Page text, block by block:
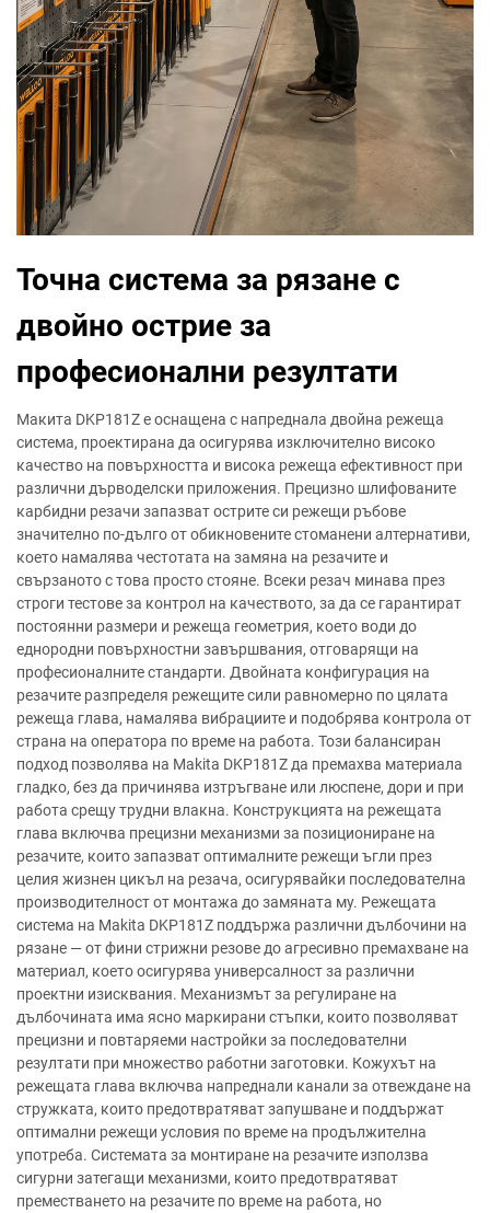
Точна система за рязане с
двойно острие за
професионални резултати
Макита DKP181Z е оснащена с напреднала двойна режеща
система, проектирана да осигурява изключително високо
качество на повърхността и висока режеща ефективност при
различни дърводелски приложения. Прецизно шлифованите
карбидни резачи запазват острите си режещи ръбове
значително по-дълго от обикновените стоманени алтернативи,
което намалява честотата на замяна на резачите и
свързаното с това просто стояне. Всеки резач минава през
строги тестове за контрол на качеството, за да се гарантират
постоянни размери и режеща геометрия, което води до
еднородни повърхностни завършвания, отговарящи на
професионалните стандарти. Двойната конфигурация на
резачите разпределя режещите сили равномерно по цялата
режеща глава, намалява вибрациите и подобрява контрола от
страна на оператора по време на работа. Този балансиран
подход позволява на Makita DKP181Z да премахва материала
гладко, без да причинява изтръгване или люспене, дори и при
работа срещу трудни влакна. Конструкцията на режещата
глава включва прецизни механизми за позициониране на
резачите, които запазват оптималните режещи ъгли през
целия жизнен цикъл на резача, осигурявайки последователна
производителност от монтажа до замяната му. Режещата
система на Makita DKP181Z поддържа различни дълбочини на
рязане — от фини стрижни резове до агресивно премахване на
материал, което осигурява универсалност за различни
проектни изисквания. Механизмът за регулиране на
дълбочината има ясно маркирани стъпки, които позволяват
прецизни и повтаряеми настройки за последователни
резултати при множество работни заготовки. Кожухът на
режещата глава включва напреднали канали за отвеждане на
стружката, които предотвратяват запушване и поддържат
оптимални режещи условия по време на продължителна
употреба. Системата за монтиране на резачите използва
сигурни затегащи механизми, които предотвратяват
преместването на резачите по време на работа, но